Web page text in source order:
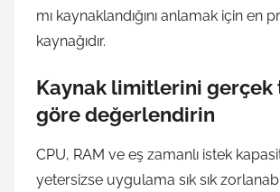
mı kaynaklandığını anlamak için en
kaynağıdır.
Kaynak limitlerini gerçek
göre değerlendirin
CPU, RAM ve eş zamanlı istek
yetersizse uygulama sık sık